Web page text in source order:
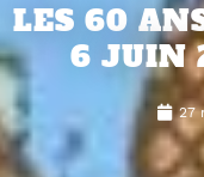
LES 60
6 JUIN
27